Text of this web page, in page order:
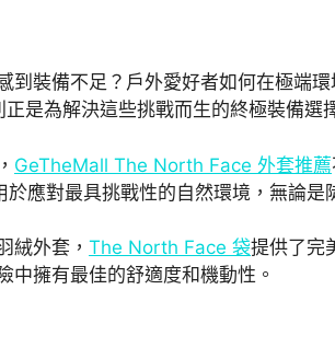
到裝備不足？戶外愛好者如何在極端
是為解決這些挑戰而生的終極裝備選
GeTheMall The North Face 外套推薦
應對最具挑戰性的自然環境，無論是
絨外套， The North Face 袋提供了完
中擁有最佳的舒適度和機動性。